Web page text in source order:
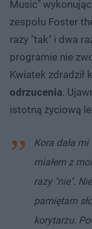
Music"
zespołu Foster
razy "tak" i dwa
programie nie
Kwiatek zdradził
odrzucenia.
istotną życiową
Kora dała
miałem z
razy "nie".
pamiętam
korytarzu.